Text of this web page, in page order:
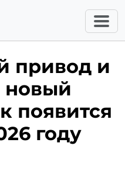
привод и
новый
появится
году